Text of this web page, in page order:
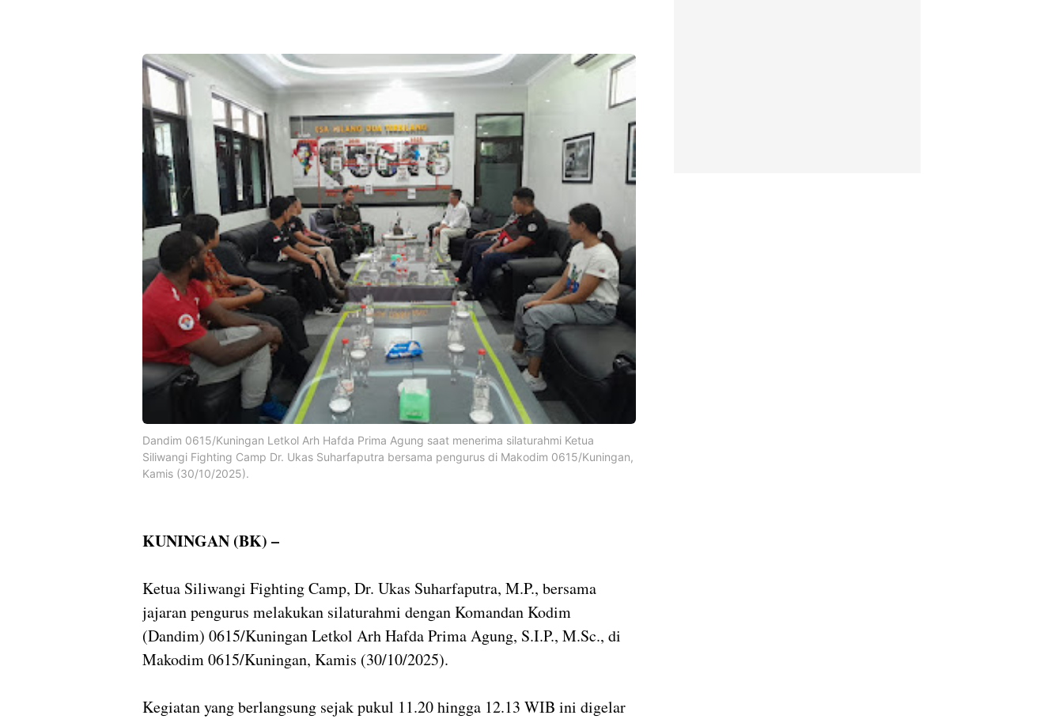
Dandim 0615/Kuningan Letkol Arh Hafda Prima Agung saat menerima silaturahmi Ketua
Siliwangi Fighting Camp Dr. Ukas Suharfaputra bersama pengurus di Makodim 0615/Kuningan,
Kamis (30/10/2025).
KUNINGAN (BK) –
Ketua Siliwangi Fighting Camp, Dr. Ukas Suharfaputra, M.P., bersama
jajaran pengurus melakukan silaturahmi dengan Komandan Kodim
(Dandim) 0615/Kuningan Letkol Arh Hafda Prima Agung, S.I.P., M.Sc., di
Makodim 0615/Kuningan, Kamis (30/10/2025).
Kegiatan yang berlangsung sejak pukul 11.20 hingga 12.13 WIB ini digelar